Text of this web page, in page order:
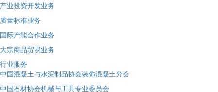
产业投资开发业务
质量标准业务
国际产能合作业务
大宗商品贸易业务
行业服务
中国混凝土与水泥制品协会装饰混凝土分会
中国石材协会机械与工具专业委员会